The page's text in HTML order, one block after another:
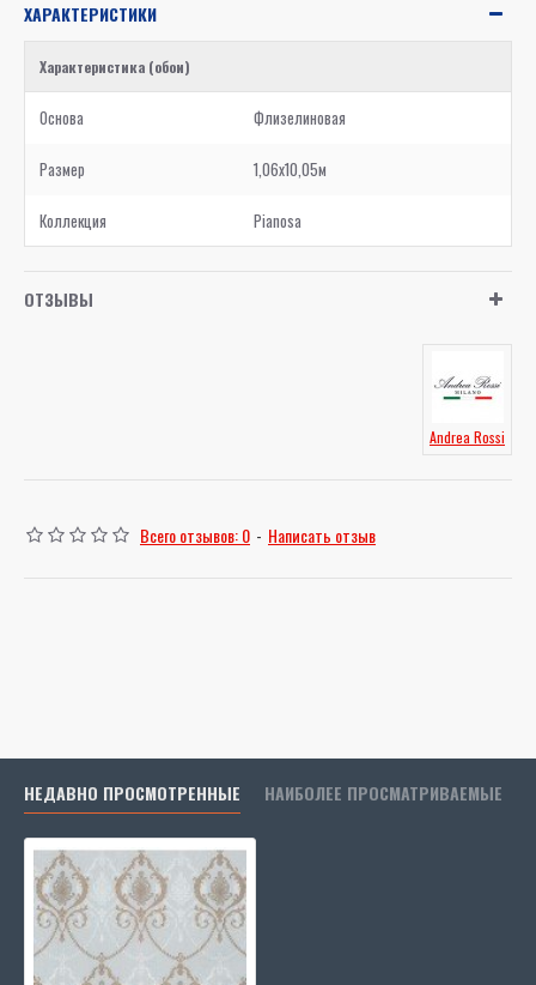
ХАРАКТЕРИСТИКИ
Характеристика (обои)
Основа Флизелиновая
Размер 1,06x10,05м
Коллекция Pianosa
ОТЗЫВЫ
Andrea Rossi
Всего отзывов: 0 - Написать отзыв
НЕДАВНО ПРОСМОТРЕННЫЕ НАИБОЛЕЕ ПРОСМАТРИВАЕМЫЕ